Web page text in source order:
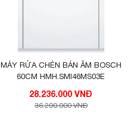
MÁY RỬA CHÉN BÁN ÂM BOSCH
60CM HMH.SMI46MS03E
28.236.000 VNĐ
36.200.000 VNĐ